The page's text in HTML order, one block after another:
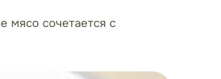
мясо сочетается с